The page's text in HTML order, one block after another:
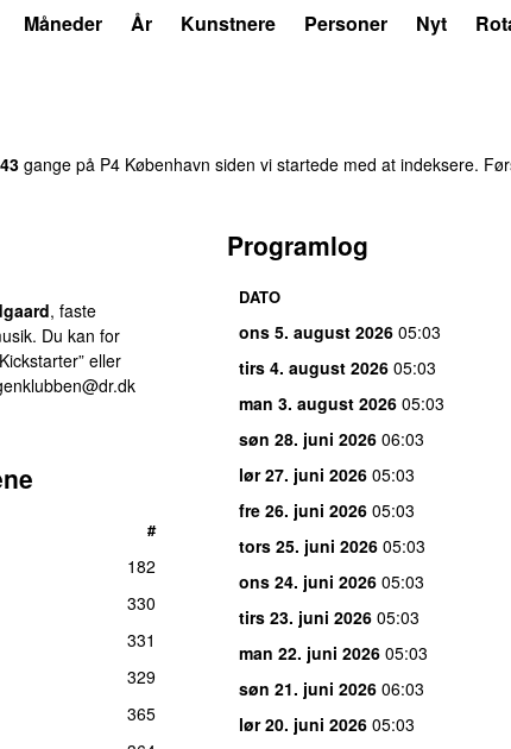
Måneder År Kunstnere Personer Nyt
gange på P4 København siden vi startede med at indeksere.
, faste
Du kan for
eller
#
182
330
331
329
365
Programlog
DATO
ons 5. august 2026 05:03
tirs 4. august 2026 05:03
man 3. august 2026 05:03
søn 28. juni 2026 06:03
lør 27. juni 2026 05:03
fre 26. juni 2026 05:03
tors 25. juni 2026 05:03
ons 24. juni 2026 05:03
tirs 23. juni 2026 05:03
man 22. juni 2026 05:03
søn 21. juni 2026 06:03
lør 20. juni 2026 05:03